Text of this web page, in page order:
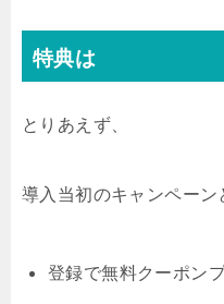
特典は
とりあえず、
導入当初のキャンペーン
登録で無料クーポン